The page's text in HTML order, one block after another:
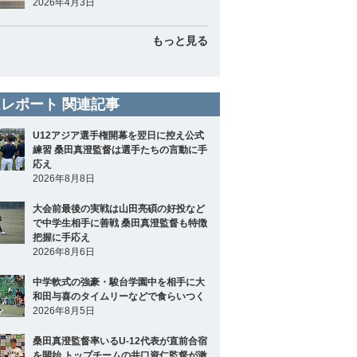
2026年4月3日
もっと見る
ポート 関連記事
U12アジア選手権開幕を翌日に控え公式
練習 桑田真澄監督は選手たちの言動に手
応え
2026年8月8日
大会前最後の実戦は山田亮碩の好投など
で中学生相手に善戦 桑田真澄監督も特徴
把握に手応え
2026年8月6日
中学軟式の強豪・駿台学園中を相手に大
和田与喜のタイムリーなどで食らいつく
2026年8月5日
桑田真澄監督率いるU-12代表が直前合宿